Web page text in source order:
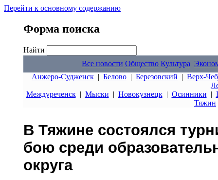
Перейти к основному содержанию
Форма поиска
Найти
Все новости Общество Культура
Анжеро-Судженск | Белово | Березовский | Верх-
Междуреченск| Мыски | Новокузнецк| Осинники |
Тяжин
В Тяжине состоялся
бою среди
округа